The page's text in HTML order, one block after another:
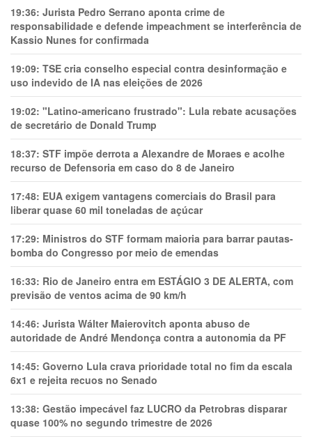
19:36: Jurista Pedro Serrano aponta crime de
responsabilidade e defende impeachment se interferência de
Kassio Nunes for confirmada
19:09: TSE cria conselho especial contra desinformação e
uso indevido de IA nas eleições de 2026
19:02: "Latino-americano frustrado": Lula rebate acusações
de secretário de Donald Trump
18:37: STF impõe derrota a Alexandre de Moraes e acolhe
recurso de Defensoria em caso do 8 de Janeiro
17:48: EUA exigem vantagens comerciais do Brasil para
liberar quase 60 mil toneladas de açúcar
17:29: Ministros do STF formam maioria para barrar pautas-
bomba do Congresso por meio de emendas
16:33: Rio de Janeiro entra em ESTÁGIO 3 DE ALERTA, com
previsão de ventos acima de 90 km/h
14:46: Jurista Wálter Maierovitch aponta abuso de
autoridade de André Mendonça contra a autonomia da PF
14:45: Governo Lula crava prioridade total no fim da escala
6x1 e rejeita recuos no Senado
13:38: Gestão impecável faz LUCRO da Petrobras disparar
quase 100% no segundo trimestre de 2026